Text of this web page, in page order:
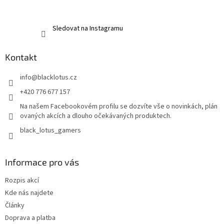
Sledovat na Instagramu
Kontakt
info@blacklotus.cz
+420 776 677 157
Na našem Facebookovém profilu se dozvíte vše o novinkách, plán
ovaných akcích a dlouho očekávaných produktech.
black_lotus_gamers
Informace pro vás
Rozpis akcí
Kde nás najdete
Články
Doprava a platba